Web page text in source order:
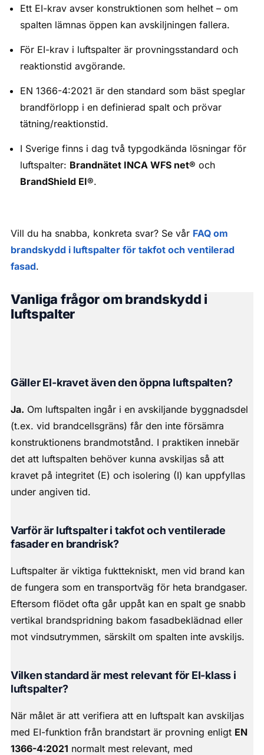
Ett EI-krav avser konstruktionen som helhet – om
spalten lämnas öppen kan avskiljningen fallera.
För EI-krav i luftspalter är provningsstandard och
reaktionstid avgörande.
EN 1366-4:2021 är den standard som bäst speglar
brandförlopp i en definierad spalt och prövar
tätning/reaktionstid.
I Sverige finns i dag två typgodkända lösningar för
luftspalter: Brandnätet INCA WFS net® och
BrandShield EI®.
Vill du ha snabba, konkreta svar? Se vår FAQ om
brandskydd i luftspalter för takfot och ventilerad
fasad.
Vanliga frågor om brandskydd i
luftspalter
Gäller EI-kravet även den öppna luftspalten?
Ja. Om luftspalten ingår i en avskiljande byggnadsdel
(t.ex. vid brandcellsgräns) får den inte försämra
konstruktionens brandmotstånd. I praktiken innebär
det att luftspalten behöver kunna avskiljas så att
kravet på integritet (E) och isolering (I) kan uppfyllas
under angiven tid.
Varför är luftspalter i takfot och ventilerade
fasader en brandrisk?
Luftspalter är viktiga fukttekniskt, men vid brand kan
de fungera som en transportväg för heta brandgaser.
Eftersom flödet ofta går uppåt kan en spalt ge snabb
vertikal brandspridning bakom fasadbeklädnad eller
mot vindsutrymmen, särskilt om spalten inte avskiljs.
Vilken standard är mest relevant för EI-klass i
luftspalter?
När målet är att verifiera att en luftspalt kan avskiljas
med EI-funktion från brandstart är provning enligt EN
1366-4:2021 normalt mest relevant, med